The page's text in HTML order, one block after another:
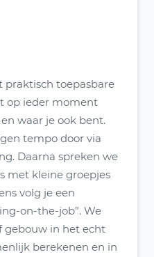
praktisch toepasbare
op ieder moment
waar je ook bent.
tempo door via
Daarna spreken we
met kleine groepjes
volg je een
on-the-job”. We
gebouw in het echt
berekenen en in